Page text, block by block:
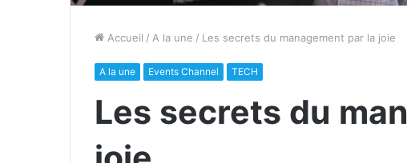
Accueil / A la une / Les secrets du management par la joie
A la une Events Channel TECH
Les secrets du